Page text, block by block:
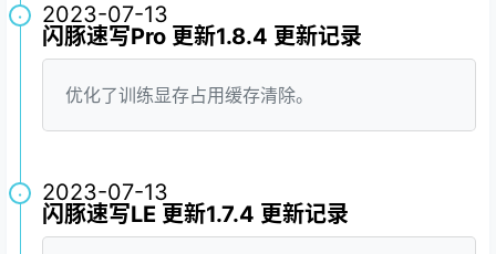
2023-07-13
·
闪豚速写Pro 更新1.8.4 更新记录
优化了训练显存占用缓存清除。
2023-07-13
·
闪豚速写LE 更新1.7.4 更新记录